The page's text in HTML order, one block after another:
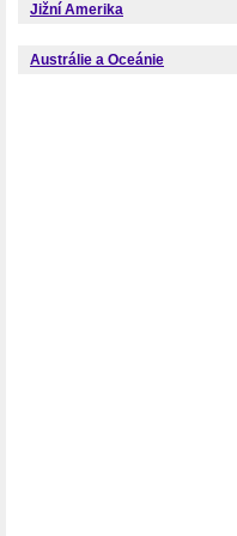
Jižní Amerika
Austrálie a Oceánie